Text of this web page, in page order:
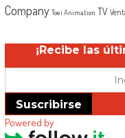
Company Toei Animation TV
¡Recibe las
Suscribirse
Powered by